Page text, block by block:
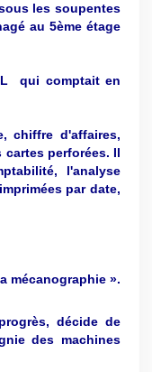
les soupentes
au 5ème étage
qui comptait en
chiffre d'affaires,
perforées. Il
l'analyse
par date,
mécanographie ».
décide de
des machines